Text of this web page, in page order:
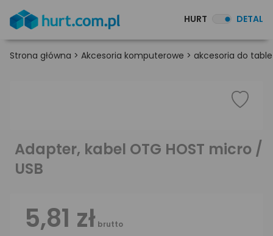
HURT DETAL
Strona główna > Akcesoria komputerowe > akcesoria do
Adapter, kabel OTG HOST micro /
USB
5,81 zł brutto